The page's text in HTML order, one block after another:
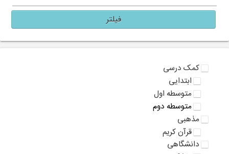
فیلتر
کمک درسی
ابتدایی
متوسطه اول
متوسطه دوم
مذهبی
قرآن کریم
دانشگاهی